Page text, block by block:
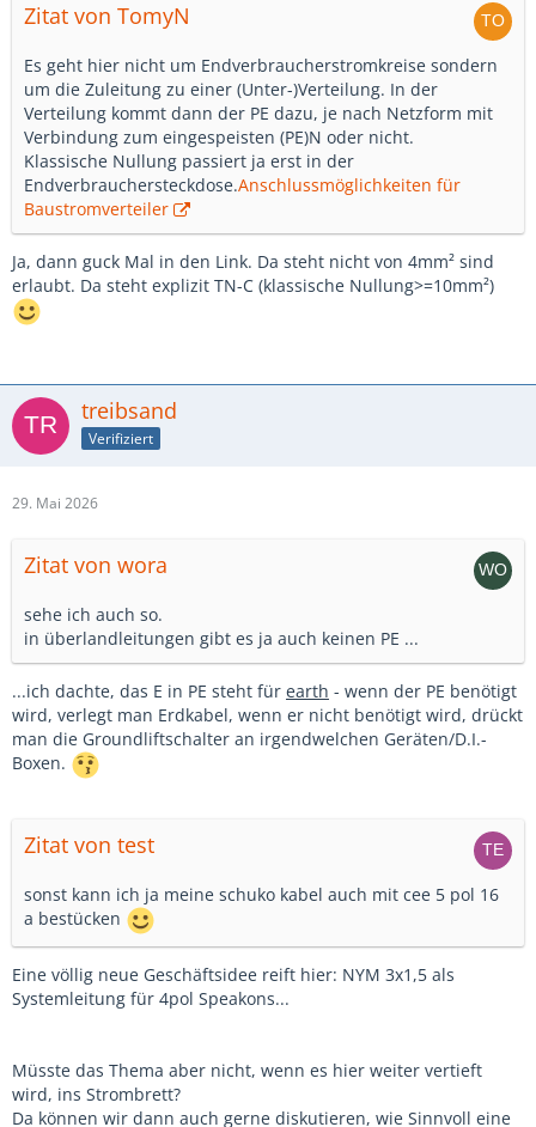
Zitat von TomyN
Es geht hier nicht um Endverbraucherstromkreise sondern
um die Zuleitung zu einer (Unter-)Verteilung. In der
Verteilung kommt dann der PE dazu, je nach Netzform mit
Verbindung zum eingespeisten (PE)N oder nicht.
Klassische Nullung passiert ja erst in der
Endverbrauchersteckdose.Anschlussmöglichkeiten für
Baustromverteiler
Ja, dann guck Mal in den Link. Da steht nicht von 4mm² sind
erlaubt. Da steht explizit TN-C (klassische Nullung>=10mm²)
treibsand
Verifiziert
29. Mai 2026
Zitat von wora
sehe ich auch so.
in überlandleitungen gibt es ja auch keinen PE ...
...ich dachte, das E in PE steht für earth - wenn der PE benötigt
wird, verlegt man Erdkabel, wenn er nicht benötigt wird, drückt
man die Groundliftschalter an irgendwelchen Geräten/D.I.-
Boxen.
Zitat von test
sonst kann ich ja meine schuko kabel auch mit cee 5 pol 16
a bestücken
Eine völlig neue Geschäftsidee reift hier: NYM 3x1,5 als
Systemleitung für 4pol Speakons...
Müsste das Thema aber nicht, wenn es hier weiter vertieft
wird, ins Strombrett?
Da können wir dann auch gerne diskutieren, wie Sinnvoll eine